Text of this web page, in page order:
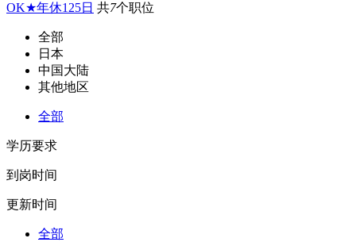
OK★年休125日 共7个职位
全部
日本
中国大陆
其他地区
全部
学历要求
到岗时间
更新时间
全部